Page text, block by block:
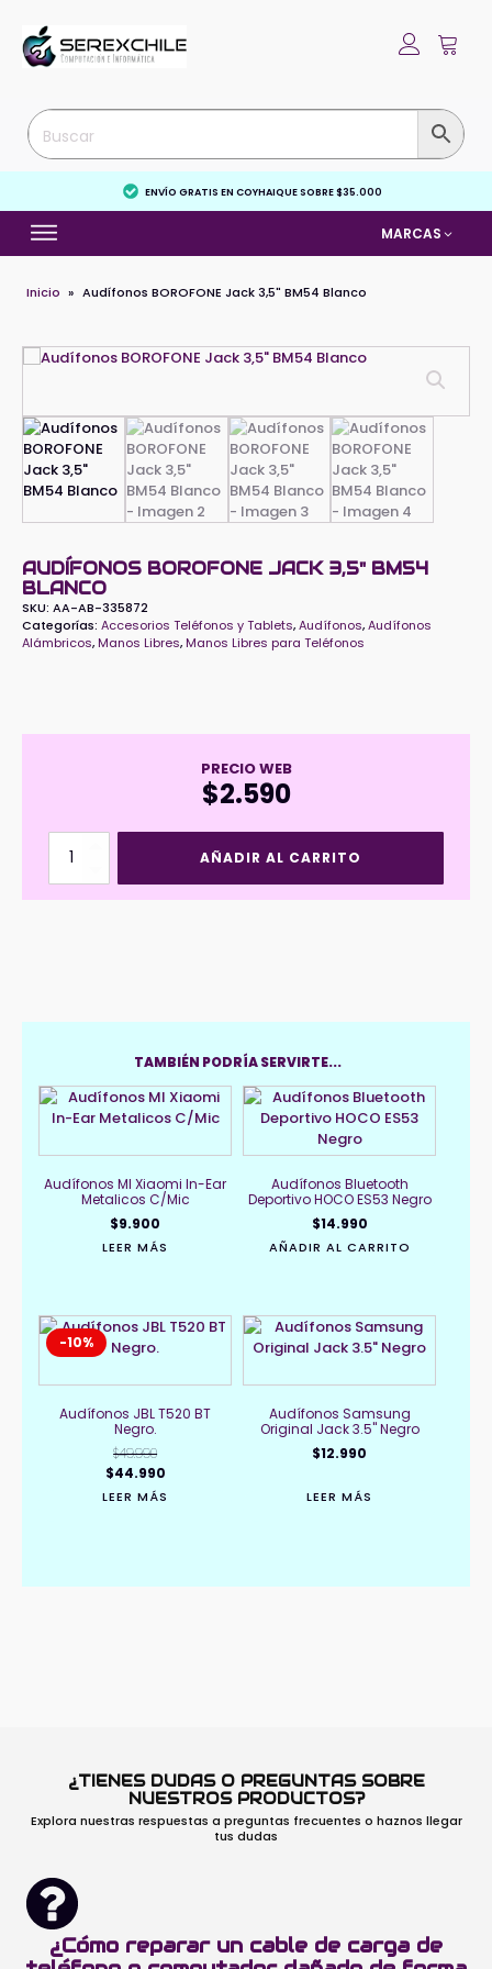
ENVÍO GRATIS EN COYHAIQUE SOBRE $35.000
MARCAS
Inicio » Audífonos BOROFONE Jack 3,5" BM54 Blanco
AUDÍFONOS BOROFONE JACK 3,5" BM54
BLANCO
SKU: AA-AB-335872
Categorías: Accesorios Teléfonos y Tablets,Audífonos,Audífonos
Alámbricos, Manos Libres, Manos Libres para Teléfonos
PRECIO WEB
$2.590
Audífonos
Jack
AÑADIR AL CARRITO
TAMBIÉN PODRÍA SERVIRTE...
Audífonos MI Xiaomi In-Ear
Metalicos C/Mic
$9.900
LEER MÁS
Audífonos Bluetooth
Deportivo HOCO ES53 Negro
$14.990
AÑADIR AL CARRITO
-10%
Audífonos JBL T520 BT
Negro.
$49.990
El
precio
$44.990El
precio
LEER MÁS
Audífonos Samsung
Original Jack 3.5" Negro
$12.990
LEER MÁS
¿TIENES DUDAS O PREGUNTAS SOBRE
NUESTROS PRODUCTOS?
Explora nuestras respuestas a preguntas frecuentes o haznos llegar
tus dudas
¿Cómo reparar un cable de carga de